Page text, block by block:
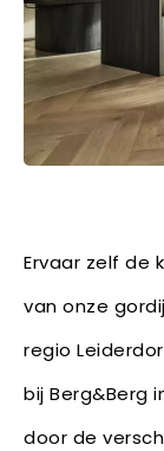
Ervaar zelf de
van onze
regio
bij Berg&Berg
door de